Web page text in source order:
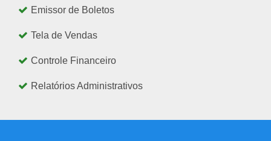
Emissor de Boletos
Tela de Vendas
Controle Financeiro
Relatórios Administrativos